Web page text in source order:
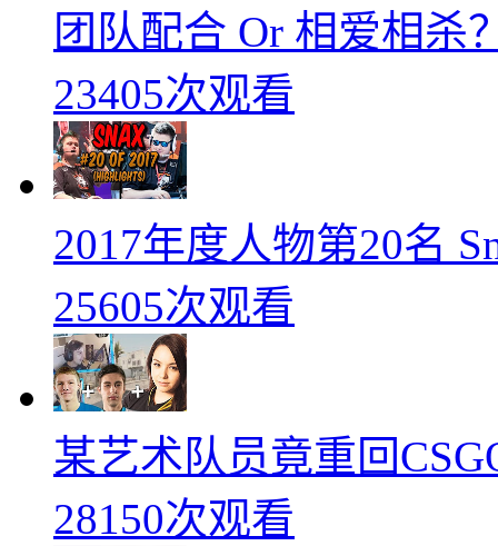
团队配合 Or 相爱相杀
23405次观看
2017年度人物第20名
25605次观看
某艺术队员竟重回
28150次观看